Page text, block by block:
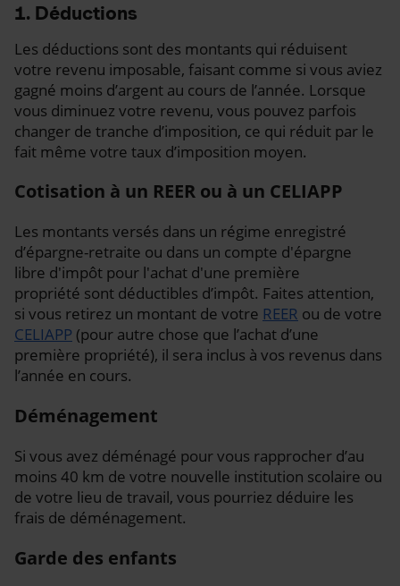
1. Déductions
Les déductions sont des montants qui réduisent
votre revenu imposable, faisant comme si vous aviez
gagné moins d’argent au cours de l’année. Lorsque
vous diminuez votre revenu, vous pouvez parfois
changer de tranche d’imposition, ce qui réduit par le
fait même votre taux d’imposition moyen.
Cotisation à un REER ou à un CELIAPP
Les montants versés dans un régime enregistré
d’épargne-retraite ou dans un compte d'épargne
libre d'impôt pour l'achat d'une première
propriété sont déductibles d’impôt. Faites attention,
si vous retirez un montant de votre REER ou de votre
CELIAPP (pour autre chose que l’achat d’une
première propriété), il sera inclus à vos revenus dans
l’année en cours.
Déménagement
Si vous avez déménagé pour vous rapprocher d’au
moins 40 km de votre nouvelle institution scolaire ou
de votre lieu de travail, vous pourriez déduire les
frais de déménagement.
Garde des enfants